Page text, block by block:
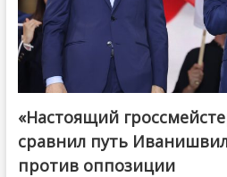
@ქართული ოცნება / Georgian
«Настоящий
сравнил путь
против оппозиции